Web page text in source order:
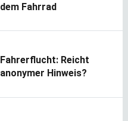
dem Fahrrad
Fahrerflucht: Reicht
anonymer Hinweis?